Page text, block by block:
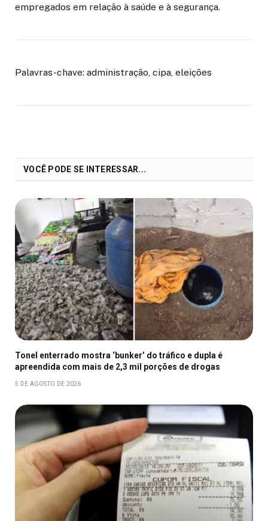
empregados em relação à saúde e à segurança.
Palavras-chave: administração, cipa, eleições
VOCÊ PODE SE INTERESSAR...
Tonel enterrado mostra ‘bunker’ do tráfico e dupla é
apreendida com mais de 2,3 mil porções de drogas
5 DE AGOSTO DE 2026